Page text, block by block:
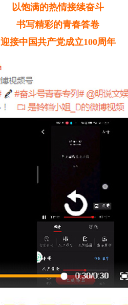
以饱满的热情接续奋斗
书写精彩的青春答卷
迎接中国共产党成立100周年